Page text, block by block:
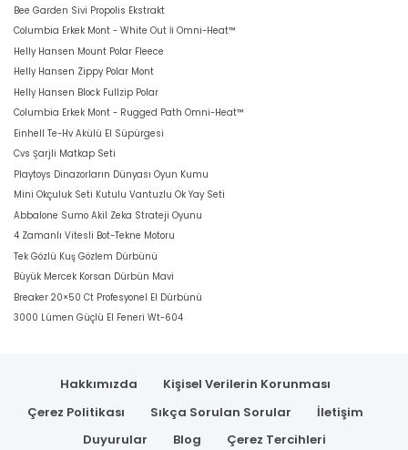
Bee Garden Sivi Propolis Ekstrakt
Columbia Erkek Mont - White Out İi Omni-Heat™
Helly Hansen Mount Polar Fleece
Helly Hansen Zippy Polar Mont
Helly Hansen Block Fullzip Polar
Columbia Erkek Mont - Rugged Path Omni-Heat™
Einhell Te-Hv Akülü El Süpürgesi
Cvs Şarjli Matkap Seti
Playtoys Dinazorların Dünyası Oyun Kumu
Mini Okçuluk Seti Kutulu Vantuzlu Ok Yay Seti
Abbalone Sumo Akil Zeka Strateji Oyunu
4 Zamanlı Vitesli Bot-Tekne Motoru
Tek Gözlü Kuş Gözlem Dürbünü
Büyük Mercek Korsan Dürbün Mavi
Breaker 20×50 Ct Profesyonel El Dürbünü
3000 Lümen Güçlü El Feneri Wt-604
Hakkımızda
Kişisel Verilerin Korunması
Çerez Politikası
Sıkça Sorulan Sorular
İletişim
Duyurular
Blog Çerez Tercihleri